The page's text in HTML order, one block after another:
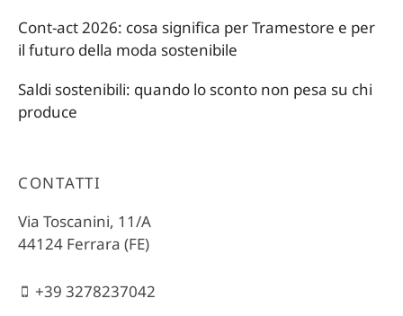
Cont-act 2026: cosa significa per Tramestore e per
il futuro della moda sostenibile
Saldi sostenibili: quando lo sconto non pesa su chi
produce
CONTATTI
Via Toscanini, 11/A
44124 Ferrara (FE)
+39 3278237042